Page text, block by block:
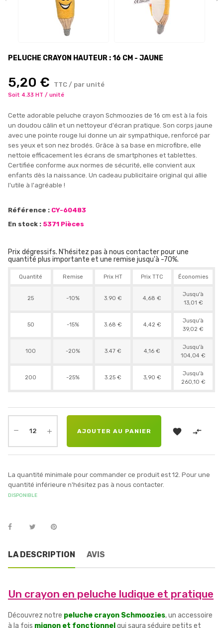
PELUCHE CRAYON HAUTEUR : 16 CM - JAUNE
5,20 € TTC / par unité
Soit 4.33 HT / unité
Cette adorable peluche crayon Schmoozies de 16 cm est à la fois
un doudou câlin et un nettoyeur d'écran pratique. Son corps jaune
avec une pointe rouge lui donne un air sympathique, renforcé par
ses yeux et son nez brodés. Grâce à sa base en microfibre, elle
nettoie efficacement les écrans de smartphones et tablettes.
Certifiée conforme aux normes de sécurité, elle convient aux
enfants dès la naissance. Un cadeau publicitaire original qui allie
l'utile à l'agréable !
Référence : CY-60483
En stock : 5371 Pièces
Prix dégressifs. N'hésitez pas à nous contacter pour une
quantité plus importante et une remise jusqu'à -70%.
Quantité Remise Prix HT Prix TTC Économies
25 -10% 3.90 € 4,68 €
Jusqu'à
13,01 €
50 -15% 3.68 € 4,42 €
Jusqu'à
39,02 €
100 -20% 3.47 € 4,16 €
Jusqu'à
104,04 €
200 -25% 3.25 € 3,90 €
Jusqu'à
260,10 €
AJOUTER AU PANIER  
La quantité minimale pour commander ce produit est 12. Pour une
quantité inférieure n'hésitez pas à nous contacter.
DISPONIBLE
LA DESCRIPTION AVIS
Un crayon en peluche ludique et pratique
Découvrez notre peluche crayon Schmoozies, un accessoire
à la fois mignon et fonctionnel qui saura séduire petits et